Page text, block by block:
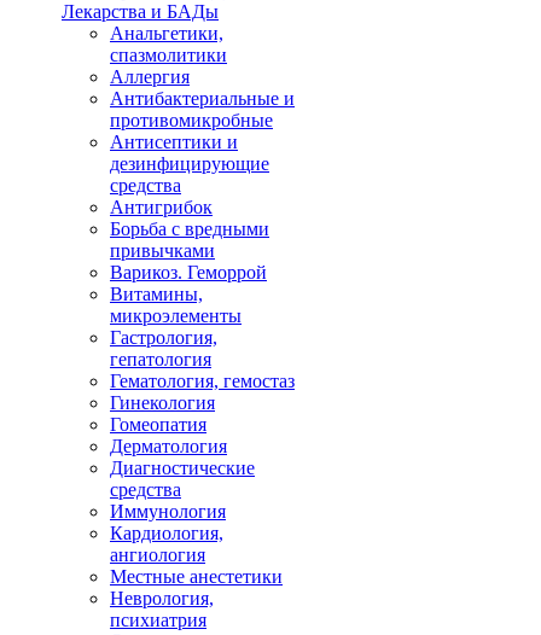
Лекарства и БАДы
Анальгетики,
спазмолитики
Аллергия
Антибактериальные и
противомикробные
Антисептики и
дезинфицирующие
средства
Антигрибок
Борьба с вредными
привычками
Варикоз. Геморрой
Витамины,
микроэлементы
Гастрология,
гепатология
Гематология, гемостаз
Гинекология
Гомеопатия
Дерматология
Диагностические
средства
Иммунология
Кардиология,
ангиология
Местные анестетики
Неврология,
психиатрия